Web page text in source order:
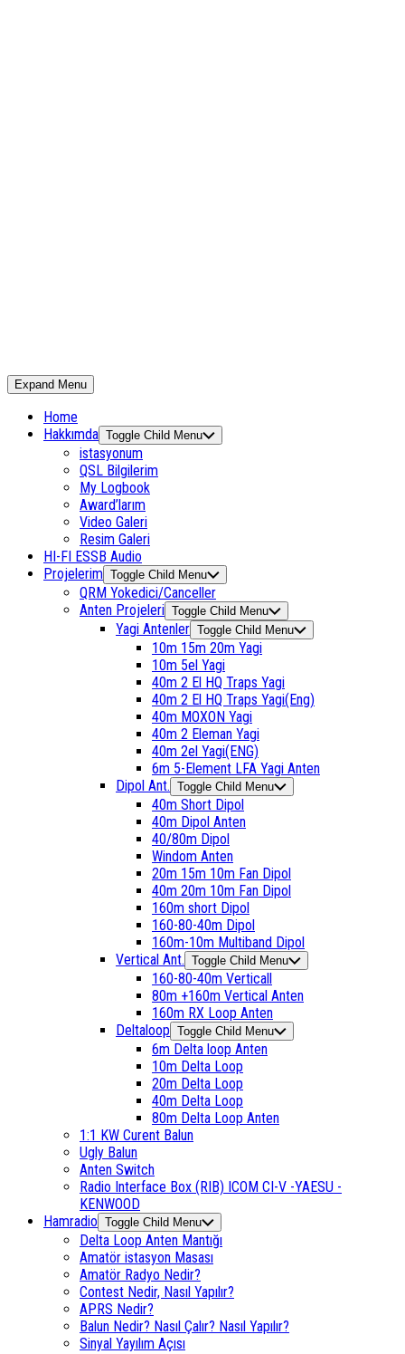
Expand Menu
Home
Hakkımda Toggle Child Menu
istasyonum
QSL Bilgilerim
My Logbook
Award’larım
Video Galeri
Resim Galeri
HI-FI ESSB Audio
Projelerim Toggle Child Menu
QRM Yokedici/Canceller
Anten Projeleri Toggle Child Menu
Yagi Antenler Toggle Child Menu
10m 15m 20m Yagi
10m 5el Yagi
40m 2 El HQ Traps Yagi
40m 2 El HQ Traps Yagi(Eng)
40m MOXON Yagi
40m 2 Eleman Yagi
40m 2el Yagi(ENG)
6m 5-Element LFA Yagi Anten
Dipol Ant. Toggle Child Menu
40m Short Dipol
40m Dipol Anten
40/80m Dipol
Windom Anten
20m 15m 10m Fan Dipol
40m 20m 10m Fan Dipol
160m short Dipol
160-80-40m Dipol
160m-10m Multiband Dipol
Vertical Ant. Toggle Child Menu
160-80-40m Verticall
80m +160m Vertical Anten
160m RX Loop Anten
Deltaloop Toggle Child Menu
6m Delta loop Anten
10m Delta Loop
20m Delta Loop
40m Delta Loop
80m Delta Loop Anten
1:1 KW Curent Balun
Ugly Balun
Anten Switch
Radio Interface Box (RIB) ICOM CI-V -YAESU -
KENWOOD
Hamradio Toggle Child Menu
Delta Loop Anten Mantığı
Amatör istasyon Masası
Amatör Radyo Nedir?
Contest Nedir, Nasıl Yapılır?
APRS Nedir?
Balun Nedir? Nasıl Çalır? Nasıl Yapılır?
Sinyal Yayılım Açısı